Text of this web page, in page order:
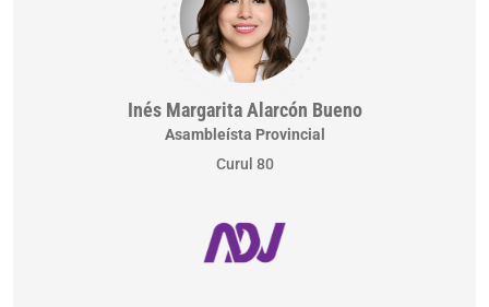
Inés Margarita Alarcón Bueno
Asambleísta Provincial
Curul 80